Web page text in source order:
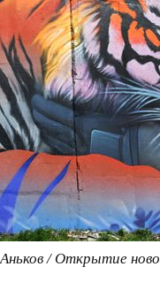
/ Открытие